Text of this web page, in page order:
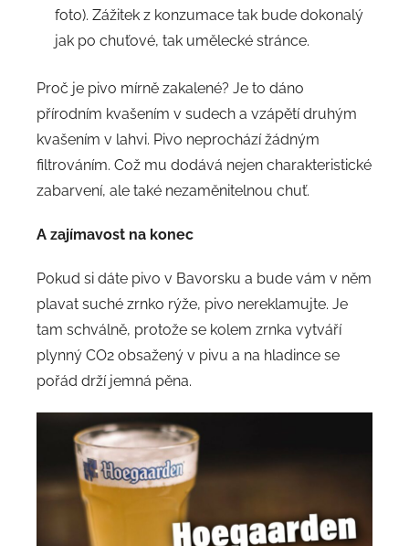
foto). Zážitek z konzumace tak bude dokonalý
jak po chuťové, tak umělecké stránce.
Proč je pivo mírně zakalené? Je to dáno
přírodním kvašením v sudech a vzápětí druhým
kvašením v lahvi. Pivo neprochází žádným
filtrováním. Což mu dodává nejen charakteristické
zabarvení, ale také nezaměnitelnou chuť.
A zajímavost na konec
Pokud si dáte pivo v Bavorsku a bude vám v něm
plavat suché zrnko rýže, pivo nereklamujte. Je
tam schválně, protože se kolem zrnka vytváří
plynný CO2 obsažený v pivu a na hladince se
pořád drží jemná pěna.